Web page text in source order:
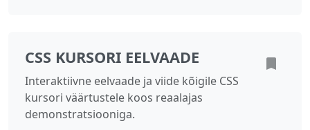
CSS KURSORI EELVAADE
Interaktiivne eelvaade ja viide kõigile CSS
kursori väärtustele koos reaalajas
demonstratsiooniga.